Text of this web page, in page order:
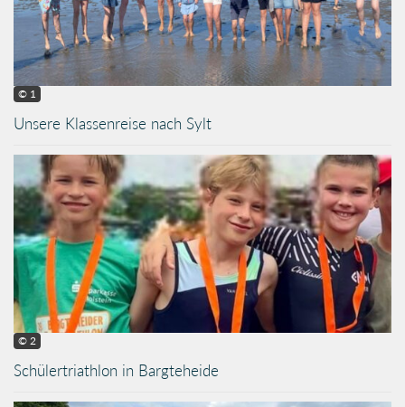
© 1
Unsere Klassenreise nach Sylt
© 2
Schülertriathlon in Bargteheide